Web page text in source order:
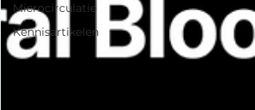
Microcirculatie
Kennisartikelen